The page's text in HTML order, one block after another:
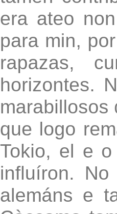
era ateo
para min,
rapazas,
horizontes.
marabillosos
que logo
Tokio, el e
influíron.
alemáns e